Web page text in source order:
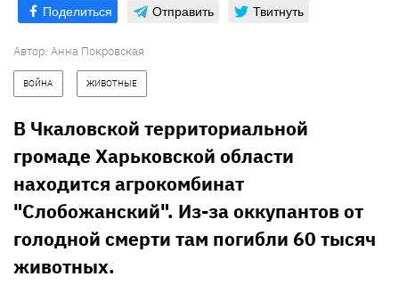
Поделиться Отправить Твитнуть
Автор: Анна Покровская
ВОЙНА ЖИВОТНЫЕ
В Чкаловской территориальной
громаде Харьковской области
находится агрокомбинат
"Слобожанский". Из-за оккупантов от
голодной смерти там погибли 60 тысяч
животных.